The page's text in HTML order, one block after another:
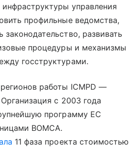
инфраструктуры управления
профильные ведомства,
законодательство, развивать
процедуры и механизмы
госструктурами.
работы ICMPD —
с 2003 года
программу ЕС
BOMCA.
11 фаза проекта стоимостью